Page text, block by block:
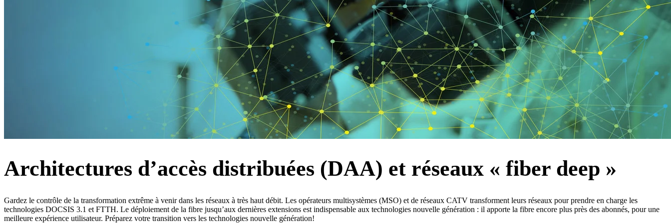
Architectures d’accès distribuées (DAA) et réseaux « fiber deep »
Gardez le contrôle de la transformation extrême à venir dans les réseaux à très haut débit. Les opérateurs multisystèmes (MSO) et de réseaux CATV transforment leurs réseaux pour prendre en charge les
technologies DOCSIS 3.1 et FTTH. Le déploiement de la fibre jusqu’aux dernières extensions est indispensable aux technologies nouvelle génération : il apporte la fibre encore plus près des abonnés, pour une
meilleure expérience utilisateur. Préparez votre transition vers les technologies nouvelle génération!